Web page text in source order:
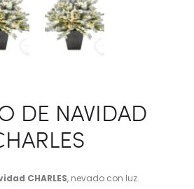
DE NAVIDAD
CHARLES, nevado con luz.